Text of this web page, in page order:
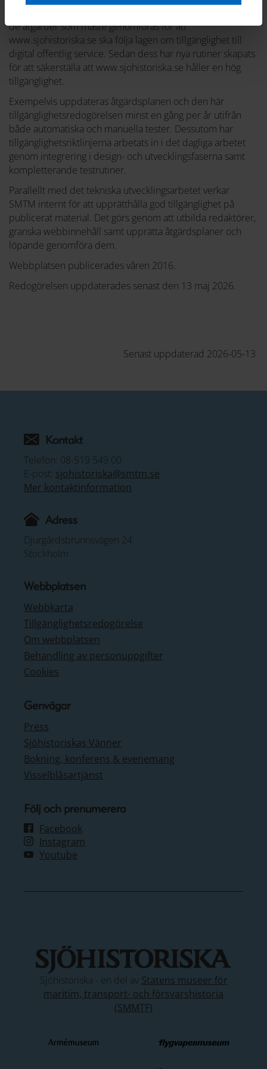
de åtgärder som måste genomföras för att
www.sjohistoriska.se ska följa lagen om tillgänglighet till
digital offentlig service. Sedan dess har nya rutiner skapats
för att säkerställa att www.sjohistoriska.se håller en hög
tillgänglighet.
Exempelvis uppdateras åtgärdsplanen och den här
tillgänglighetsredogörelsen minst en gång per år utifrån
både automatiska och manuella tester. Dessutom har
tillgänglighetsriktlinjerna arbetats in i det dagliga arbetet
genom integrering i design- och utvecklingsfaserna samt
kompletterande testrutiner.
Parallellt med det tekniska utvecklingsarbetet verkar
SMTM internt för att upprätthålla god tillgänglighet på
publicerat material. Det görs genom att utbilda redaktörer,
granska webbinnehåll samt upprätta åtgärdsplaner och
löpande genomföra dem.
Webbplatsen publicerades våren 2016.
Redogörelsen uppdaterades senast den 13 maj 2026.
Senast uppdaterad 2026-05-13
Kontakt
Telefon: 08-519 549 00
E-post: sjohistoriska@smtm.se
Mer kontaktinformation
Adress
Djurgårdsbrunnsvägen 24
Stockholm
Webbplatsen
Webbkarta
Tillgänglighetsredogörelse
Om webbplatsen
Behandling av personuppgifter
Cookies
Genvägar
Press
Sjöhistoriskas Vänner
Bokning, konferens & evenemang
Visselblåsartjänst
Följ och prenumerera
Facebook
Instagram
Youtube
Sjöhistoriska - en del av Statens museer för
maritim, transport- och försvarshistoria
(SMMTF)